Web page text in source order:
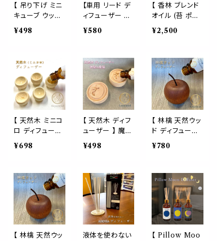
【 吊り下げ ミニ
キューブ ウッド
ディフューザー
】クリア スクエ
き 木製 キャップ
ボトル 車 芳香
詰替 容器 吊る
し型 ガラス アロ
マ フレグランス
香り エアコン 吹
き出し 香水 消
ドライブ 空間 コ
室 トイレ 玄関
クローゼット 消
臭 ニオイ対策
車酔い 芳香剤
消臭剤
¥498
【車用 リード デ
ィフューザー グ
ラデーション ク
リア ブラック 詰
l 木製キャップ 2
スティック ガラ
ス スクエア 四
角 カークリップ
カーフレグラン
ス ドライブ エア
コン 冷房 車 精
油 車内 香水 ア
ャルオイル おし
¥580
【 香林 ブレンド
オイル (苔 ポプ
リ 付き) 】 10ml
korin 天然 精
ル モス ディフュ
ーザー アロマ
寺 瞑想 サンダ
ルウッド 伽羅 ア
ガーウッド フラ
ンキンセンス ベ
チバー お香 イン
センス 雨 静寂
ュ デスク 気分
トイレ お守り 寝
室
¥2,500
【 天然木 ミニコ
ロ ディフューザ
ー 】5個セット
アロマ エッセン
油 香水 店舗 ビ
ーチ 木製 イン
テリア 雑貨 トイ
レ 玄関 寝室
¥698
【 天然木 ディフ
ューザー 】 魔猫
cat キャッツ ビ
ーチ エッセンシ
対応 木製 アロ
マ インテリア ペ
ット おしゃれ 雑
貨
¥498
【 林檎 天然ウッ
ド ディフューザ
ー 】アップル 木
アロマ エッセン
油 香水 ウォー
ルナット リンゴ
AEAJ インテリ
ア ショップ 雑貨
トイレ クローゼ
ット 玄関 リビン
グ
¥780
【 林檎 天然ウッ
液体を使わない
【 Pillow Moo